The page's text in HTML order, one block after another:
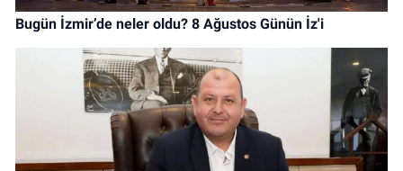
Bugün İzmir’de neler oldu? 8 Ağustos Günün İz'i